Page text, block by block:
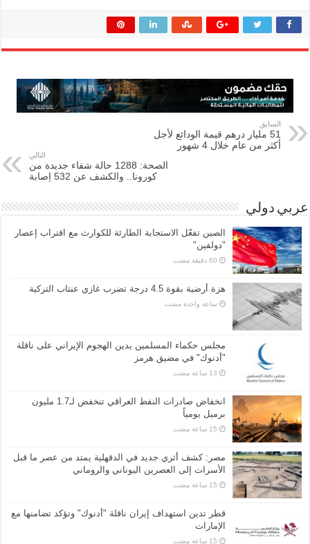
السابق
51 مليار درهم قيمة الودائع لأجل
أكثر من عام خلال 4 شهور
التالي
الصحة: 1288 حالة شفاء جديدة من
كورونا.. والكشف عن 532 إصابة
عربي دولي
الصين تفعّل الاستجابة الطارئة للكوارث مع اقتراب إعصار
"دولفين"
هزة أرضية بقوة 4.5 درجة تضرب غازي عنتاب التركية
‏ساعة واحدة مضت
مجلس حكماء المسلمين يدين الهجوم الإيراني على ناقلة
"أدنوك" في مضيق هرمز
انخفاض صادرات النفط العراقي تنخفض لـ1.7 مليون
برميل يومياً
مصر: كشف أثري جديد في الدقهلية يمتد من عصر ما قبل
الأسرات إلى العصرين اليوناني والروماني
قطر تدين استهداف إيران ناقلة "أدنوك" وتؤكد تضامنها مع
الإمارات